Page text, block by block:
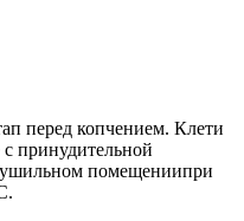
перед копчением. Клети
принудительной
помещениипри